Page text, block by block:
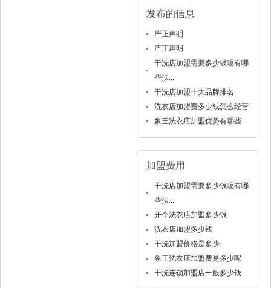
发布的信息
严正声明
严正声明
干洗店加盟需要多少钱呢有哪
些扶...
干洗店加盟十大品牌排名
洗衣店加盟费多少钱怎么经营
象王洗衣店加盟优势有哪些
加盟费用
干洗店加盟需要多少钱呢有哪
些扶...
开个洗衣店加盟多少钱
洗衣店加盟多少钱
干洗加盟价格是多少
象王洗衣店加盟费是多少呢
干洗连锁加盟店一般多少钱